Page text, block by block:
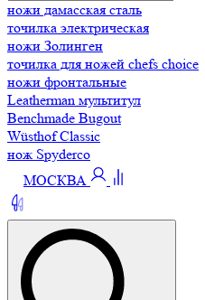
ножи дамасская сталь
точилка электрическая
ножи Золинген
точилка для ножей chefs choice
ножи фронтальные
Leatherman мультитул
Benchmade Bugout
Wüsthof Classic
нож Spyderco
МОСКВА